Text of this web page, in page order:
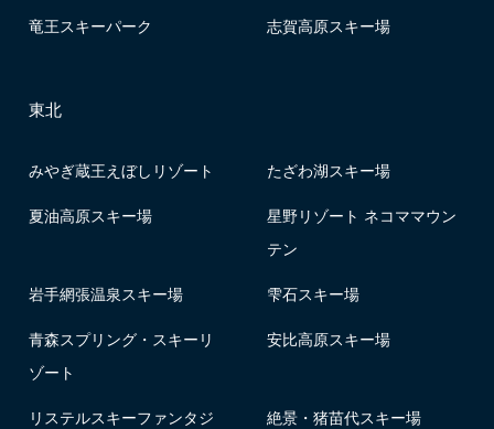
竜王スキーパーク 志賀高原スキー場
東北
みやぎ蔵王えぼしリゾート たざわ湖スキー場
夏油高原スキー場
星野リゾート ネコママウン
テン
岩手網張温泉スキー場 雫石スキー場
青森スプリング・スキーリ
ゾート
安比高原スキー場
リステルスキーファンタジ
絶景・猪苗代スキー場